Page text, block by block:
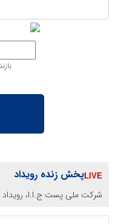
پخش زنده رویداد
شرکت ملی پست ج.ا.ا،